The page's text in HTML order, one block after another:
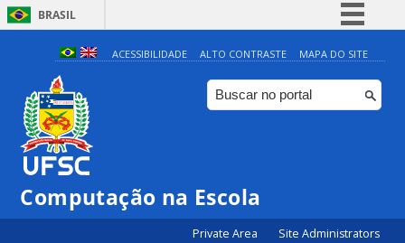
BRASIL
Simplifique!
Comunica BR
Participe
ACESSIBILIDADE ALTO CONTRASTE MAPA DO SITE
Computação na Escola
Private Area Site Administrators